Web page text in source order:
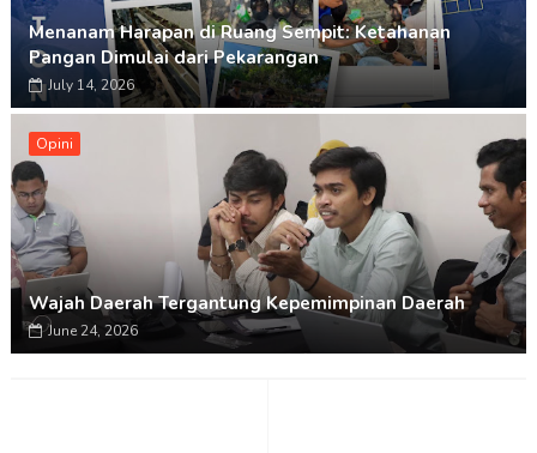
Menanam Harapan di Ruang Sempit: Ketahanan
Pangan Dimulai dari Pekarangan
July 14, 2026
Opini
Wajah Daerah Tergantung Kepemimpinan Daerah
June 24, 2026